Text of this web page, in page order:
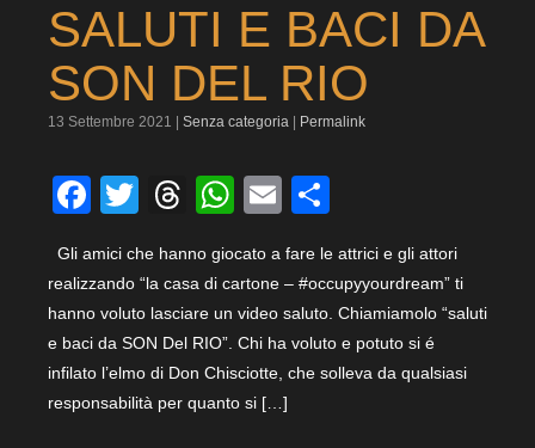
SALUTI E BACI DA
SON DEL RIO
13 Settembre 2021 | Senza categoria Permalink
Facebook
Twitter
Threads
WhatsApp
Email
Gli amici che hanno giocato a fare le attrici e gli attori
realizzando “la casa di cartone – #occupyyourdream” ti
hanno voluto lasciare un video saluto. Chiamiamolo “saluti
e baci da SON Del RIO”. Chi ha voluto e potuto si é
infilato l’elmo di Don Chisciotte, che solleva da qualsiasi
responsabilità per quanto si […]